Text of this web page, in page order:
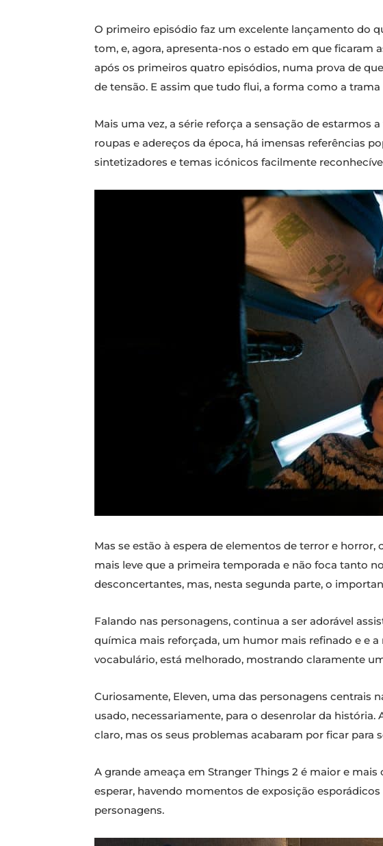
O primeiro episódio faz um excelente lançamento do
tom, e, agora, apresenta-nos o estado em que ficaram
após os primeiros quatro episódios, numa prova de
de tensão. E assim que tudo flui, a forma como a
Mais uma vez, a série reforça a sensação de estarmos
roupas e adereços da época, há imensas referências
sintetizadores e temas icónicos facilmente
Mas se estão à espera de elementos de terror e
mais leve que a primeira temporada e não foca tanto
desconcertantes, mas, nesta segunda parte, o
Falando nas personagens, continua a ser adorável
química mais reforçada, um humor mais refinado e e
vocabulário, está melhorado, mostrando claramente
Curiosamente, Eleven, uma das personagens centrais
usado, necessariamente, para o desenrolar da
claro, mas os seus problemas acabaram por ficar
A grande ameaça em Stranger Things 2 é maior e
esperar, havendo momentos de exposição
personagens.